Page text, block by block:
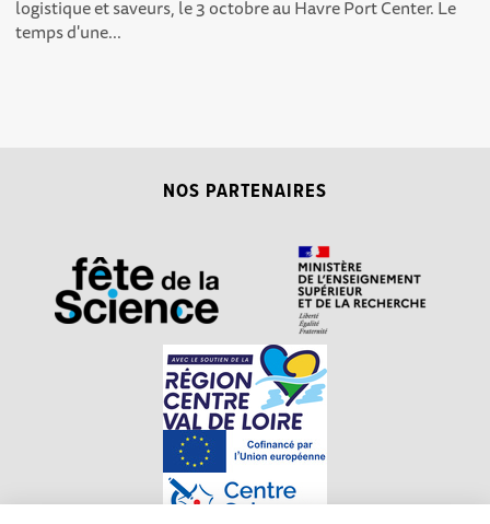
logistique et saveurs, le 3 octobre au Havre Port Center. Le
temps d'une...
NOS PARTENAIRES